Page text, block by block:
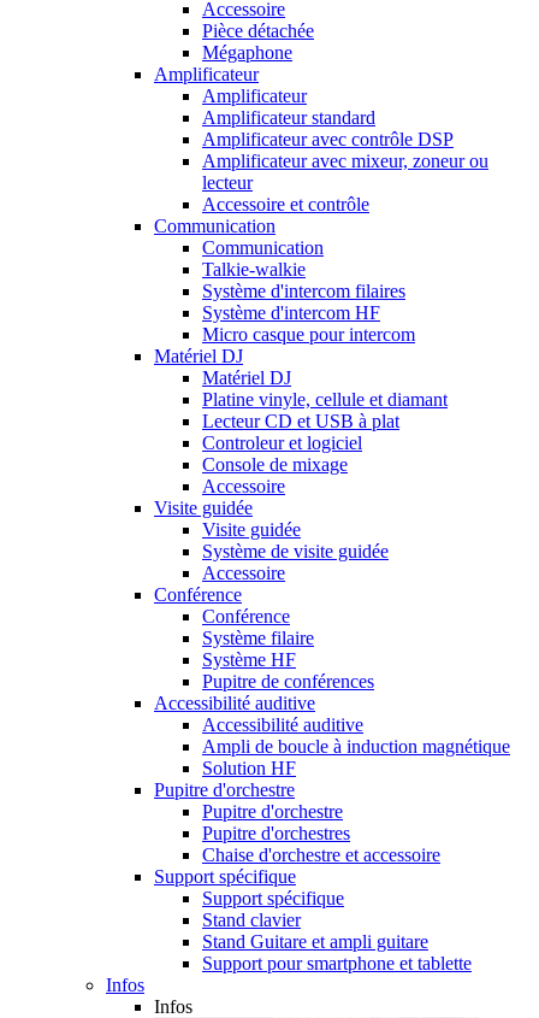
Accessoire
Pièce détachée
Mégaphone
Amplificateur
Amplificateur
Amplificateur standard
Amplificateur avec contrôle DSP
Amplificateur avec mixeur, zoneur ou
lecteur
Accessoire et contrôle
Communication
Communication
Talkie-walkie
Système d'intercom filaires
Système d'intercom HF
Micro casque pour intercom
Matériel DJ
Matériel DJ
Platine vinyle, cellule et diamant
Lecteur CD et USB à plat
Controleur et logiciel
Console de mixage
Accessoire
Visite guidée
Visite guidée
Système de visite guidée
Accessoire
Conférence
Conférence
Système filaire
Système HF
Pupitre de conférences
Accessibilité auditive
Accessibilité auditive
Ampli de boucle à induction magnétique
Solution HF
Pupitre d'orchestre
Pupitre d'orchestre
Pupitre d'orchestres
Chaise d'orchestre et accessoire
Support spécifique
Support spécifique
Stand clavier
Stand Guitare et ampli guitare
Support pour smartphone et tablette
Infos
Infos